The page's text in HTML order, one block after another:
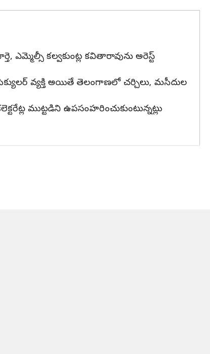
కల్వకుంట్ల కవితారావును అరెస్ట్
వ్యక్తి అయితే తెలంగాణలో చర్చిలు, మసీదుల
ముట్టడిని ఉపసంహరించుకుంటున్నట్లు